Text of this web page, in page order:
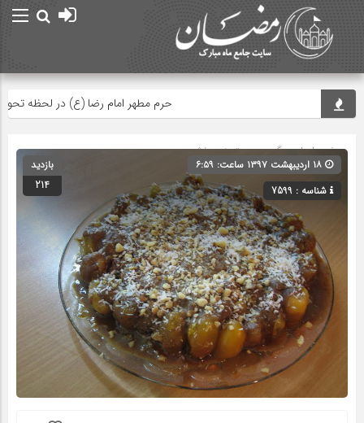
حرم مطهر امام رضا (ع) در لحظه تحویل سال
صفحه اصلی» گروه » دسته‌بندی نشده
شناسه : 7599
بازدید
214